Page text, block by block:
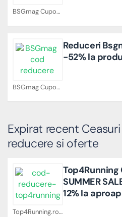
BSGmag Cupoane
BSGmag Cupoane
Reduceri
-52% la
Expirat recent
reducere si oferte
Top4Running.ro Cupoane
SUMMER
12% la